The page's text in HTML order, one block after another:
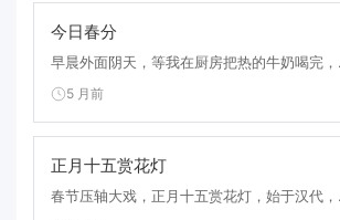
今日春分
早晨外面阴天，等我在厨房把热的牛奶喝完
5 月前
正月十五赏花灯
春节压轴大戏，正月十五赏花灯，始于汉代